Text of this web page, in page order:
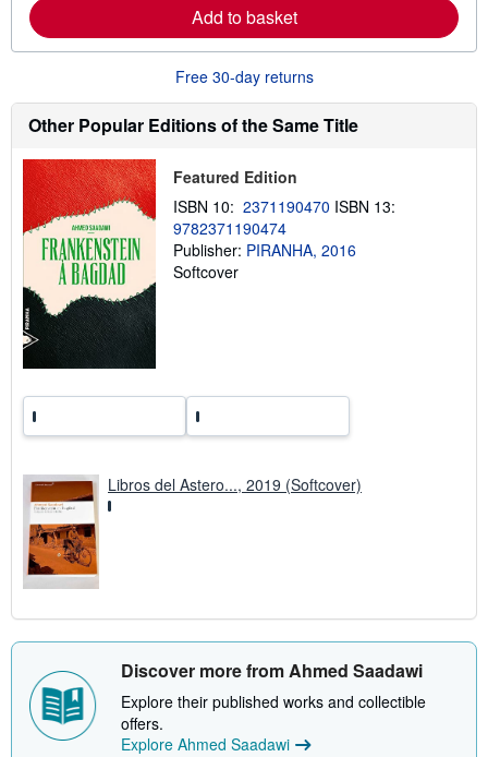
o
u
s
h
p
g
t
Add to basket
Free 30-day returns
Other Popular Editions of the Same Title
Featured Edition
ISBN 10: 2371190470 ISBN 13:
9782371190474
Publisher: PIRANHA, 2016
Softcover
Libros del Astero..., 2019 (Softcover)
Discover more from Ahmed Saadawi
Explore their published works and collectible
offers.
Explore Ahmed Saadawi